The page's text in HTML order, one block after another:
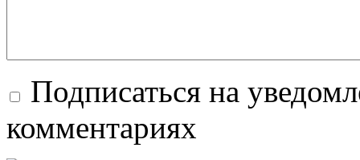
Подписаться на
комментариях